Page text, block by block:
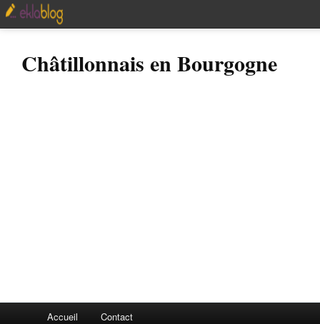
Châtillonnais en Bourgogne
Accueil Contact